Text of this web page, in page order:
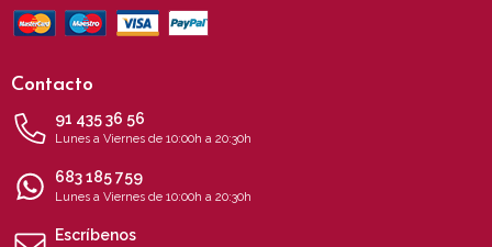
Contacto
91 435 36 56
Lunes a Viernes de 10:00h a 20:30h
683 185 759
Lunes a Viernes de 10:00h a 20:30h
Escríbenos